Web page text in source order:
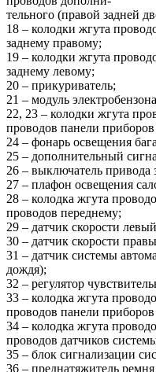
тельного (правой задней
18 – колодки жгута
заднему правому;
19 – колодки жгута
заднему левому;
20 – прикуриватель;
21 – модуль
22, 23 – колодки жгута
проводов панели приборов
24 – фонарь освещения
25 – дополнительный
26 – выключатель привода
27 – плафон освещения
28 – колодка жгута
проводов переднему;
29 – датчик скорости
30 – датчик скорости
31 – датчик системы
дождя);
32 – регулятор
33 – колодка жгута
проводов панели приборов
34 – колодка жгута
проводов датчиков
35 – блок сигнализации
36 – преднатяжитель